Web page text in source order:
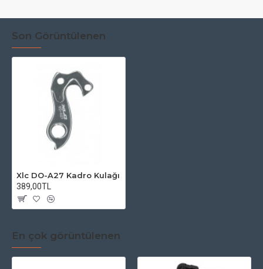
Son Görüntülenen
Xlc DO-A27 Kadro Kulağı
389,00TL
En çok görüntülenen